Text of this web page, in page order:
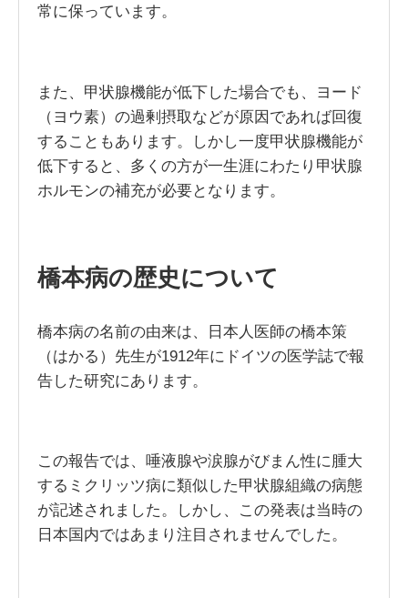
常に保っています。
また、甲状腺機能が低下した場合でも、ヨード
（ヨウ素）の過剰摂取などが原因であれば回復
することもあります。しかし一度甲状腺機能が
低下すると、多くの方が一生涯にわたり甲状腺
ホルモンの補充が必要となります。
橋本病の歴史について
橋本病の名前の由来は、日本人医師の橋本策
（はかる）先生が1912年にドイツの医学誌で報
告した研究にあります。
この報告では、唾液腺や涙腺がびまん性に腫大
するミクリッツ病に類似した甲状腺組織の病態
が記述されました。しかし、この発表は当時の
日本国内ではあまり注目されませんでした。